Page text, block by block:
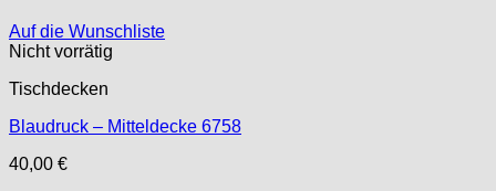
Auf die Wunschliste
Nicht vorrätig
Tischdecken
Blaudruck – Mitteldecke 6758
40,00 €